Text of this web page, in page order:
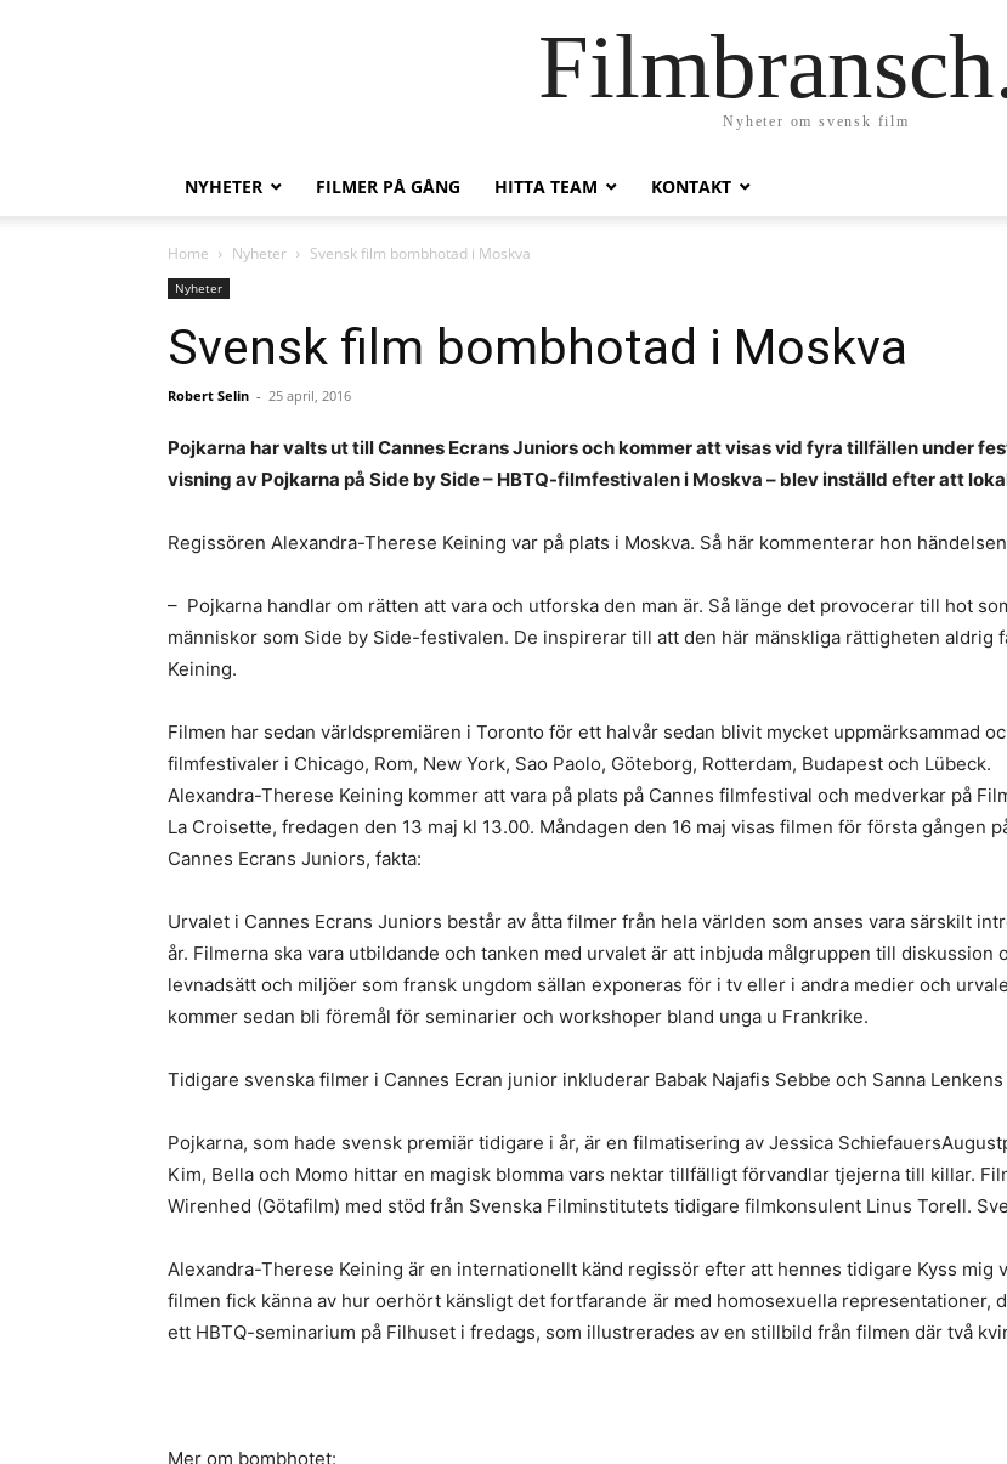
Nyheter om svensk film
NYHETER FILMER PÅ GÅNG HITTA TEAM KONTAKT
Home Nyheter Svensk film bombhotad i Moskva
Nyheter
Svensk film bombhotad i Moskva
Robert Selin - 25 april, 2016
Pojkarna har valts ut till Cannes Ecrans Juniors och kommer att visas vid fyra tillfällen under
visning av Pojkarna på Side by Side – HBTQ-filmfestivalen i Moskva – blev inställd efter att
Regissören Alexandra-Therese Keining var på plats i Moskva. Så här kommenterar hon
– Pojkarna handlar om rätten att vara och utforska den man är. Så länge det provocerar till hot
människor som Side by Side-festivalen. De inspirerar till att den här mänskliga rättigheten aldrig
Keining.
Filmen har sedan världspremiären i Toronto för ett halvår sedan blivit mycket uppmärksammad
filmfestivaler i Chicago, Rom, New York, Sao Paolo, Göteborg, Rotterdam, Budapest och Lübeck.
Alexandra-Therese Keining kommer att vara på plats på Cannes filmfestival och medverkar på
La Croisette, fredagen den 13 maj kl 13.00. Måndagen den 16 maj visas filmen för första gången
Cannes Ecrans Juniors, fakta:
Urvalet i Cannes Ecrans Juniors består av åtta filmer från hela världen som anses vara särskilt
år. Filmerna ska vara utbildande och tanken med urvalet är att inbjuda målgruppen till
levnadsätt och miljöer som fransk ungdom sällan exponeras för i tv eller i andra medier och
kommer sedan bli föremål för seminarier och workshoper bland unga u Frankrike.
Tidigare svenska filmer i Cannes Ecran junior inkluderar Babak Najafis Sebbe och Sanna
Pojkarna, som hade svensk premiär tidigare i år, är en filmatisering av Jessica
Kim, Bella och Momo hittar en magisk blomma vars nektar tillfälligt förvandlar tjejerna till killar.
Wirenhed (Götafilm) med stöd från Svenska Filminstitutets tidigare filmkonsulent Linus Torell.
Alexandra-Therese Keining är en internationellt känd regissör efter att hennes tidigare Kyss mig
filmen fick känna av hur oerhört känsligt det fortfarande är med homosexuella representationer,
ett HBTQ-seminarium på Filhuset i fredags, som illustrerades av en stillbild från filmen där två
Mer om bombhotet: